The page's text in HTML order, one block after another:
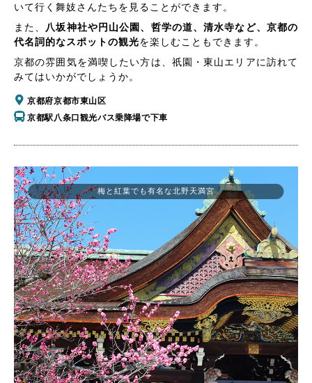
いて行く舞妓さんたちを見ることができます。
また、
八坂神社や円山公園、哲学の道、清水寺など、京都の
代名詞的なスポットの観光を楽しむこともできます。
京都の雰囲気を満喫したい方は、祇園・東山エリアに訪れて
みてはいかがでしょうか。
京都府京都市東山区
京都駅八条口観光バス乗降場で下車
梅と紅葉でも有名な北野天満宮